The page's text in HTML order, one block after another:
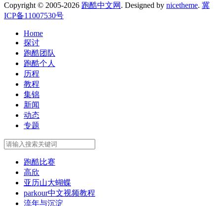
Copyright © 2005-2026 跑酷中文网 . Designed by nicetheme. 冀
ICP备11007530号
Home
探讨
跑酷团队
跑酷个人
历程
教程
集锦
新闻
动态
专题
跑酷比赛
高欣
亚历山大蝴蝶
parkour中文视频教程
流年与沉淀